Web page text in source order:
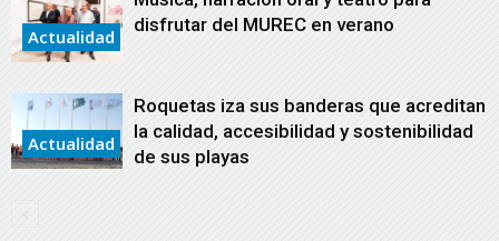
Actualidad
disfrutar del MUREC en verano
Actualidad
Roquetas iza sus banderas que acreditan
la calidad, accesibilidad y sostenibilidad
de sus playas